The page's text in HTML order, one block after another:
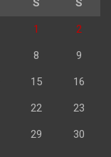
S S
1 2
8 9
15 16
22 23
29 30